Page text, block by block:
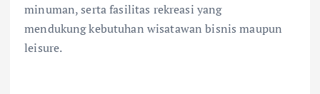
minuman, serta fasilitas rekreasi yang
mendukung kebutuhan wisatawan bisnis maupun
leisure.